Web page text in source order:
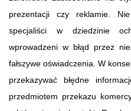
prezentacji czy reklamie.
specjaliści w dziedzinie
wprowadzeni w błąd przez
fałszywe oświadczenia. W
przekazywać błędne
przedmiotem przekazu